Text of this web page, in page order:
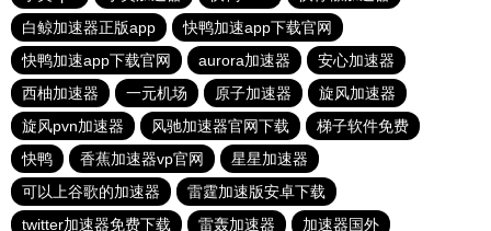
白鲸加速器正版app
快鸭加速app下载官网
快鸭加速app下载官网
aurora加速器
安心加速器
西柚加速器
一元机场 原子加速器
旋风加速器
旋风pvn加速器
风驰加速器官网下载
梯子软件免费
快鸭
香蕉加速器vp官网
星星加速器
可以上谷歌的加速器
雷霆加速版安卓下载
twitter加速器免费下载
雷轰加速器 加速器国外